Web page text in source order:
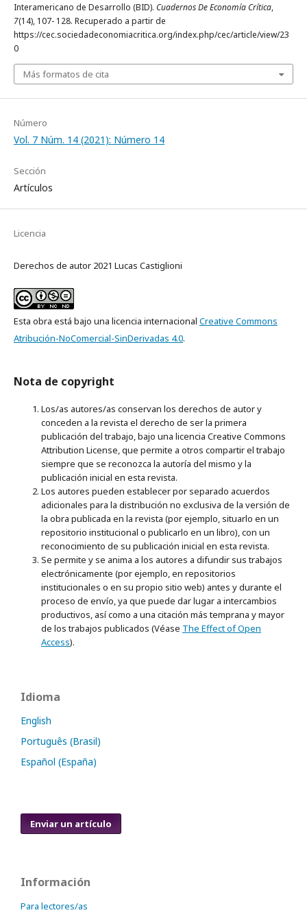
Interamericano de Desarrollo (BID). Cuadernos De Economía Crítica,
7(14), 107- 128. Recuperado a partir de
https://cec.sociedadeconomiacritica.org/index.php/cec/article/view/23
0
Más formatos de cita
Número
Vol. 7 Núm. 14 (2021): Número 14
Sección
Artículos
Licencia
Derechos de autor 2021 Lucas Castiglioni
Esta obra está bajo una licencia internacional Creative Commons
Atribución-NoComercial-SinDerivadas 4.0.
Nota de copyright
Los/as autores/as conservan los derechos de autor y
conceden a la revista el derecho de ser la primera
publicación del trabajo, bajo una licencia Creative Commons
Attribution License, que permite a otros compartir el trabajo
siempre que se reconozca la autoría del mismo y la
publicación inicial en esta revista.
Los autores pueden establecer por separado acuerdos
adicionales para la distribución no exclusiva de la versión de
la obra publicada en la revista (por ejemplo, situarlo en un
repositorio institucional o publicarlo en un libro), con un
reconocimiento de su publicación inicial en esta revista.
Se permite y se anima a los autores a difundir sus trabajos
electrónicamente (por ejemplo, en repositorios
institucionales o en su propio sitio web) antes y durante el
proceso de envío, ya que puede dar lugar a intercambios
productivos, así como a una citación más temprana y mayor
de los trabajos publicados (Véase The Effect of Open
Access).
Idioma
English
Português (Brasil)
Español (España)
Enviar un artículo
Información
Para lectores/as